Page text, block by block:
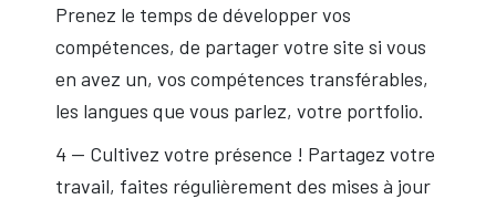
Prenez le temps de développer vos
compétences, de partager votre site si vous
en avez un, vos compétences transférables,
les langues que vous parlez, votre portfolio.
4 — Cultivez votre présence ! Partagez votre
travail, faites régulièrement des mises à jour